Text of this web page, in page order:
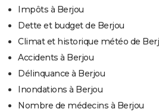
Impôts à Berjou
Dette et budget de Berjou
Climat et historique météo de
Accidents à Berjou
Délinquance à Berjou
Inondations à Berjou
Nombre de médecins à Berjou